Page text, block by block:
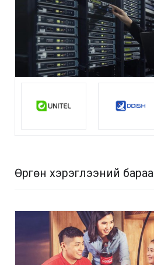
Өргөн хэрэглээний бараа